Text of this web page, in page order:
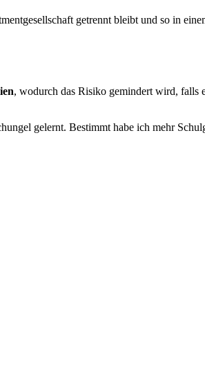
getrennt bleibt und so in
, wodurch das Risiko gemindert wird, falls
gelernt. Bestimmt habe ich mehr